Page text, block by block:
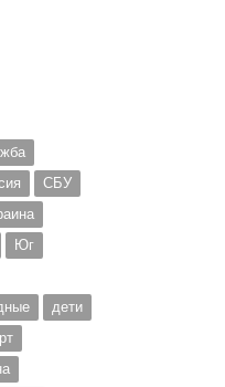
СБУ
Юг
дети